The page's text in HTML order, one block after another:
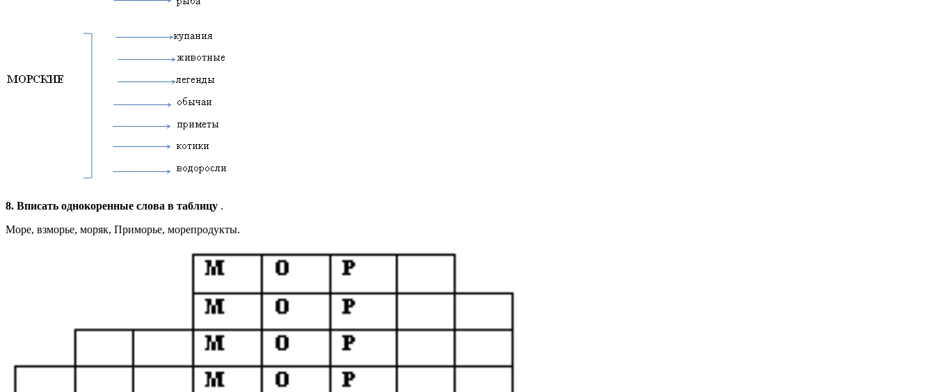
8. Вписать однокоренные слова в таблицу .
Море, взморье, моряк, Приморье, морепродукты.